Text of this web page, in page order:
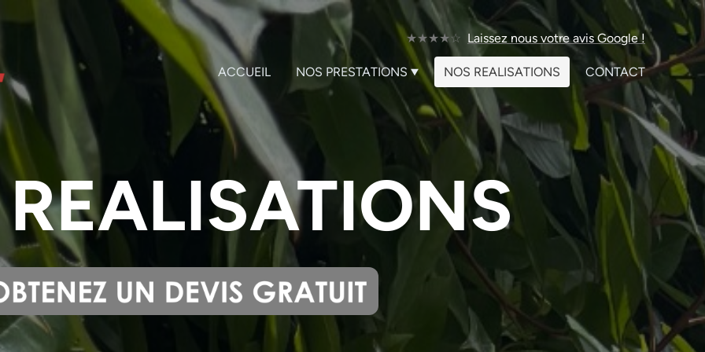
★★★★☆ Laissez nous votre avis Google !
ACCUEIL NOS PRESTATIONS NOS REALISATIONS CONTACT